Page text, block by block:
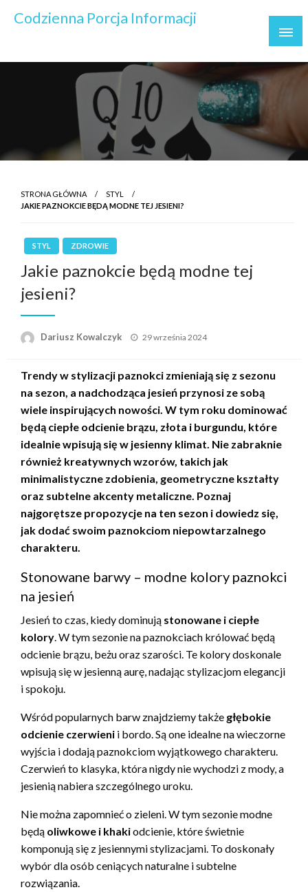
Codzienna Porcja Informacji
STRONA GŁÓWNA
STYL
JAKIE PAZNOKCIE BĘDĄ MODNE TEJ JESIENI?
STYL ZDROWIE
Jakie paznokcie będą modne tej
jesieni?
Dariusz Kowalczyk
Opublikowane
29 września 2024
Trendy w stylizacji paznokci zmieniają się z sezonu
na sezon, a nadchodząca jesień przynosi ze sobą
wiele inspirujących nowości. W tym roku dominować
będą ciepłe odcienie brązu, złota i burgundu, które
idealnie wpisują się w jesienny klimat. Nie zabraknie
również kreatywnych wzorów, takich jak
minimalistyczne zdobienia, geometryczne kształty
oraz subtelne akcenty metaliczne. Poznaj
najgorętsze propozycje na ten sezon i dowiedz się,
jak dodać swoim paznokciom niepowtarzalnego
charakteru.
Stonowane barwy – modne kolory paznokci
na jesień
Jesień to czas, kiedy dominują stonowane i ciepłe
kolory. W tym sezonie na paznokciach królować będą
odcienie brązu, beżu oraz szarości. Te kolory doskonale
wpisują się w jesienną aurę, nadając stylizacjom elegancji
i spokoju.
Wśród popularnych barw znajdziemy także głębokie
odcienie czerwieni i bordo. Są one idealne na wieczorne
wyjścia i dodają paznokciom wyjątkowego charakteru.
Czerwień to klasyka, która nigdy nie wychodzi z mody, a
jesienią nabiera szczególnego uroku.
Nie można zapomnieć o zieleni. W tym sezonie modne
będą oliwkowe i khakiodcienie, które świetnie
komponują się z jesiennymi stylizacjami. To doskonały
wybór dla osób ceniących naturalne i subtelne
rozwiązania.